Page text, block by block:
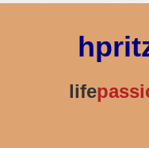
life